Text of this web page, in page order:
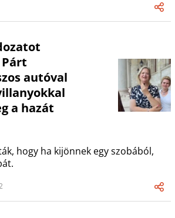
autóval
a hazát
hogy ha kijönnek egy szobából,